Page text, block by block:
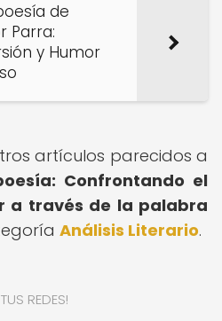
de
Parra:
y Humor
artículos parecidos a
Confrontando el
a través de la palabra
Análisis Literario.
REDES!